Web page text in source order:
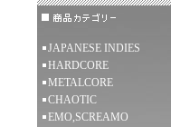
JAPANESE INDIES
HARDCORE
METALCORE
CHAOTIC
EMO,SCREAMO